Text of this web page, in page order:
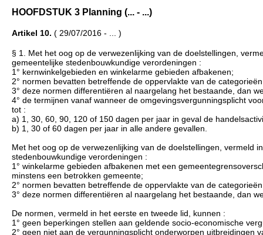
HOOFDSTUK 3 Planning (... - ...)
Artikel 10. ( 29/07/2016 - ... )
§ 1. Met het oog op de verwezenlijking van de doelstellingen,
gemeentelijke stedenbouwkundige verordeningen :
1° kernwinkelgebieden en winkelarme gebieden afbakenen;
2° normen bevatten betreffende de oppervlakte van de
3° deze normen differentiëren al naargelang het bestaande, dan
4° de termijnen vanaf wanneer de omgevingsvergunningsplicht
tot :
a) 1, 30, 60, 90, 120 of 150 dagen per jaar in geval de
b) 1, 30 of 60 dagen per jaar in alle andere gevallen.
Met het oog op de verwezenlijking van de doelstellingen, vermeld
stedenbouwkundige verordeningen :
1° winkelarme gebieden afbakenen met een
minstens een betrokken gemeente;
2° normen bevatten betreffende de oppervlakte van de
3° deze normen differentiëren al naargelang het bestaande, dan
De normen, vermeld in het eerste en tweede lid, kunnen :
1° geen beperkingen stellen aan geldende socio-economische
2° geen niet aan de vergunningsplicht onderworpen uitbreidingen